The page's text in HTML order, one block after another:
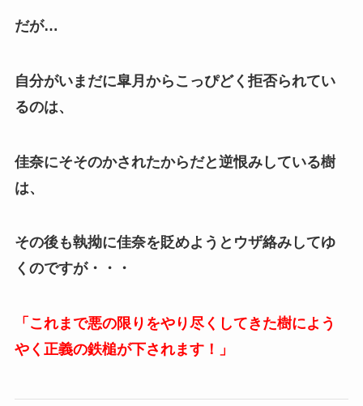
だが…
自分がいまだに皐月からこっぴどく拒否られてい
るのは、
佳奈にそそのかされたからだと逆恨みしている樹
は、
その後も執拗に佳奈を貶めようとウザ絡みしてゆ
くのですが・・・
「これまで悪の限りをやり尽くしてきた樹によう
やく正義の鉄槌が下されます！」